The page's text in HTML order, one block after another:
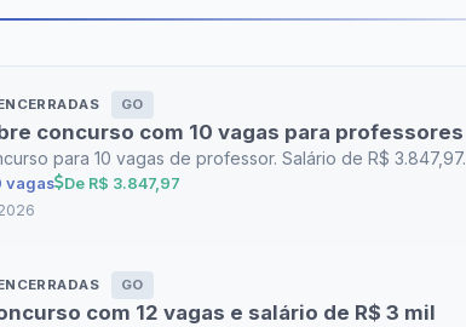
GO
concurso com 10 vagas para professores
para 10 vagas de professor. Salário de R$ 3.847,97.
vagas De R$ 3.847,97
GO
com 12 vagas e salário de R$ 3 mil